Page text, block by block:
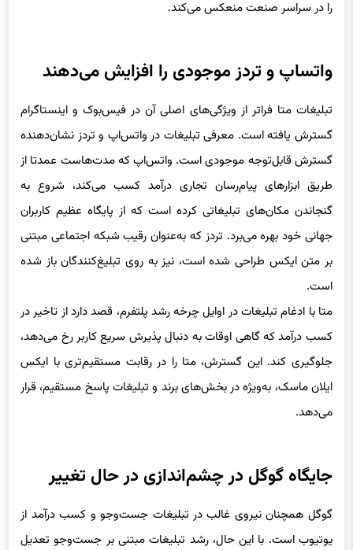
تبلیغات متا فراتر از ویژگی‌های اصلی آن در فیس‌بوک و اینستاگرام
گسترش یافته است. معرفی تبلیغات در واتس‌اپ و تردز نشان‌دهنده
گسترش قابل‌توجه موجودی است. واتس‌اپ که مدت‌هاست عمدتا از
طریق ابزارهای پیام‌رسان تجاری درآمد کسب می‌کند، شروع به
گنجاندن مکان‌های تبلیغاتی کرده است که از پایگاه عظیم کاربران
جهانی خود بهره می‌برد. تردز که به‌عنوان رقیب شبکه اجتماعی مبتنی
بر متن ایکس طراحی شده است، نیز به روی تبلیغ‌کنندگان باز شده
است.
متا با ادغام تبلیغات در اوایل چرخه رشد پلتفرم، قصد دارد از تاخیر در
کسب درآمد که گاهی اوقات به دنبال پذیرش سریع کاربر رخ می‌دهد،
جلوگیری کند. این گسترش، متا را در رقابت مستقیم‌تری با ایکس
ایلان ماسک، به‌ویژه در بخش‌های برند و تبلیغات پاسخ مستقیم، قرار
می‌دهد.
گوگل همچنان نیروی غالب در تبلیغات جست‌وجو و کسب درآمد از
یوتیوب است. با این حال، رشد تبلیغات مبتنی بر جست‌وجو تعدیل
شده است، زیرا شبکه‌های رسانه‌ای خرده‌فروشی، تجارت اجتماعی و